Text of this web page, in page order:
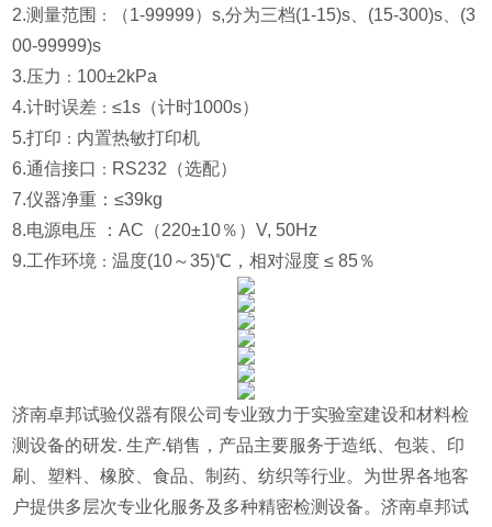
2.测量范围 ：
（1-99999）s,分为三档(1-15)s、(15-300)s、(3
00-99999)s
3.压力 ： 100±2kPa
4.计时误差 ：≤1s（计时1000s）
5.打印 ： 内置热敏打印机
6.通信接口 ： RS232（选配）
7.仪器净重：≤39kg
8.电源电压
：AC（220±10％）V, 50Hz
9.工作环境 ：温度(10～35)℃，相对湿度 ≤ 85％
济南卓邦试验仪器有限公司专业致力于实验室建设和材料检
测设备的研发. 生产.销售，产品主要服务于造纸、包装、印
刷、塑料、橡胶、食品、制药、纺织等行业。为世界各地客
户提供多层次专业化服务及多种精密检测设备。济南卓邦试